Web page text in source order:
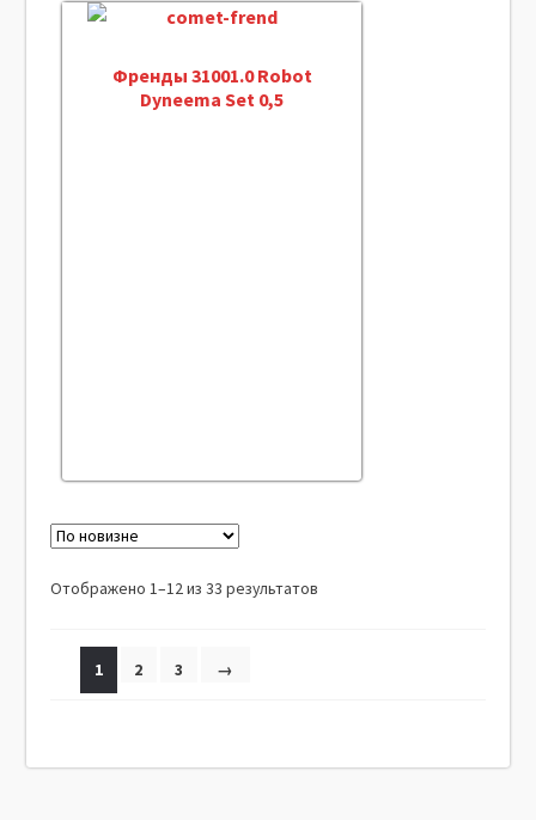
Френды 31001.0 Robot
Dyneema Set 0,5
Отображено 1–12 из 33 результатов
1 2 3 →